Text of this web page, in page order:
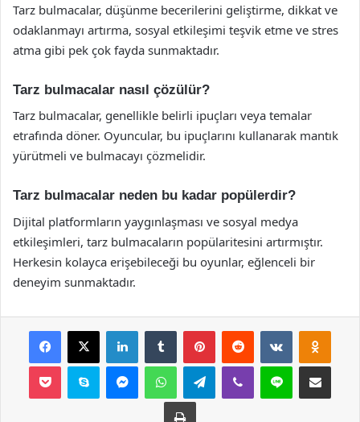
Tarz bulmacalar, düşünme becerilerini geliştirme, dikkat ve
odaklanmayı artırma, sosyal etkileşimi teşvik etme ve stres
atma gibi pek çok fayda sunmaktadır.
Tarz bulmacalar nasıl çözülür?
Tarz bulmacalar, genellikle belirli ipuçları veya temalar
etrafında döner. Oyuncular, bu ipuçlarını kullanarak mantık
yürütmeli ve bulmacayı çözmelidir.
Tarz bulmacalar neden bu kadar popülerdir?
Dijital platformların yaygınlaşması ve sosyal medya
etkileşimleri, tarz bulmacaların popülaritesini artırmıştır.
Herkesin kolayca erişebileceği bu oyunlar, eğlenceli bir
deneyim sunmaktadır.
Facebook
X LinkedInTumblr PinterestReddit VKontakte
Pocket Skype MessengerWhatsAppTelegramViber Line E-Posta ile
Yazdır